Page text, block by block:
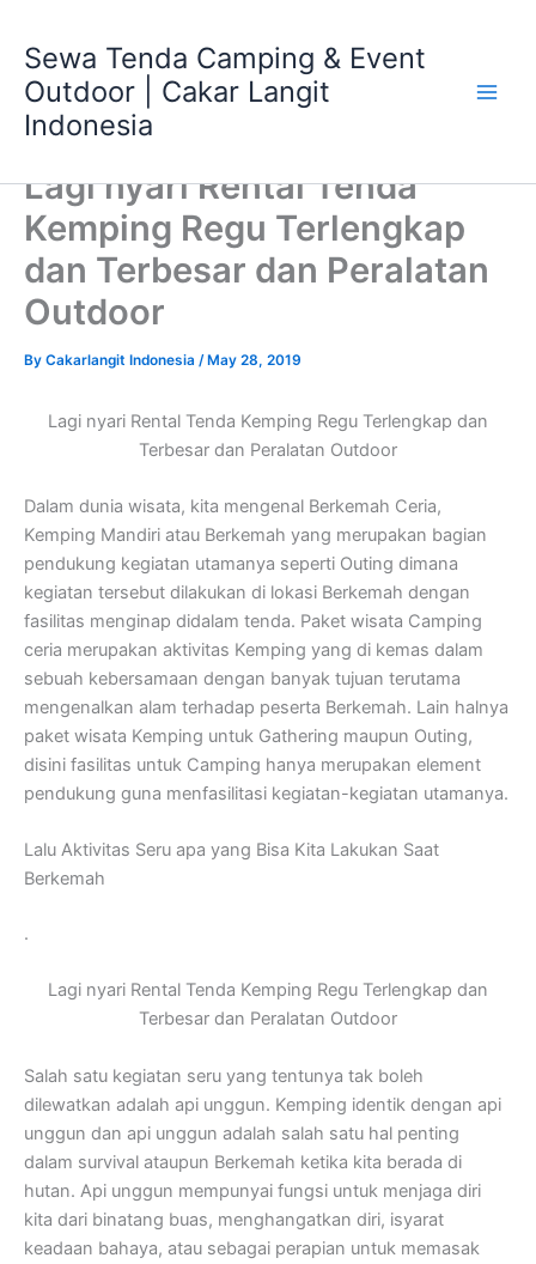
content
Sewa Tenda Camping & Event
Outdoor | Cakar Langit
Indonesia
Lagi nyari Rental Tenda
Kemping Regu Terlengkap
dan Terbesar dan Peralatan
Outdoor
By Cakarlangit Indonesia / May 28, 2019
Lagi nyari Rental Tenda Kemping Regu Terlengkap dan
Terbesar dan Peralatan Outdoor
Dalam dunia wisata, kita mengenal Berkemah Ceria,
Kemping Mandiri atau Berkemah yang merupakan bagian
pendukung kegiatan utamanya seperti Outing dimana
kegiatan tersebut dilakukan di lokasi Berkemah dengan
fasilitas menginap didalam tenda. Paket wisata Camping
ceria merupakan aktivitas Kemping yang di kemas dalam
sebuah kebersamaan dengan banyak tujuan terutama
mengenalkan alam terhadap peserta Berkemah. Lain halnya
paket wisata Kemping untuk Gathering maupun Outing,
disini fasilitas untuk Camping hanya merupakan element
pendukung guna menfasilitasi kegiatan-kegiatan utamanya.
Lalu Aktivitas Seru apa yang Bisa Kita Lakukan Saat
Berkemah
.
Lagi nyari Rental Tenda Kemping Regu Terlengkap dan
Terbesar dan Peralatan Outdoor
Salah satu kegiatan seru yang tentunya tak boleh
dilewatkan adalah api unggun. Kemping identik dengan api
unggun dan api unggun adalah salah satu hal penting
dalam survival ataupun Berkemah ketika kita berada di
hutan. Api unggun mempunyai fungsi untuk menjaga diri
kita dari binatang buas, menghangatkan diri, isyarat
keadaan bahaya, atau sebagai perapian untuk memasak